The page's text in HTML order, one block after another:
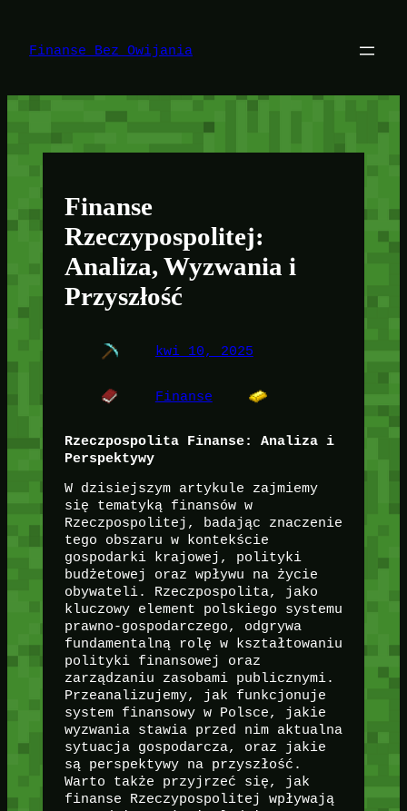
treści
Finanse Bez Owijania
Finanse
Rzeczypospolitej:
Analiza, Wyzwania i
Przyszłość
kwi 10, 2025
Finanse
Rzeczpospolita Finanse: Analiza i
Perspektywy
W dzisiejszym artykule zajmiemy
się tematyką finansów w
Rzeczpospolitej, badając znaczenie
tego obszaru w kontekście
gospodarki krajowej, polityki
budżetowej oraz wpływu na życie
obywateli. Rzeczpospolita, jako
kluczowy element polskiego systemu
prawno-gospodarczego, odgrywa
fundamentalną rolę w kształtowaniu
polityki finansowej oraz
zarządzaniu zasobami publicznymi.
Przeanalizujemy, jak funkcjonuje
system finansowy w Polsce, jakie
wyzwania stawia przed nim aktualna
sytuacja gospodarcza, oraz jakie
są perspektywy na przyszłość.
Warto także przyjrzeć się, jak
finanse Rzeczypospolitej wpływają